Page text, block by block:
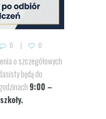
0 0
o szczegółowych
będą do
9:00 –